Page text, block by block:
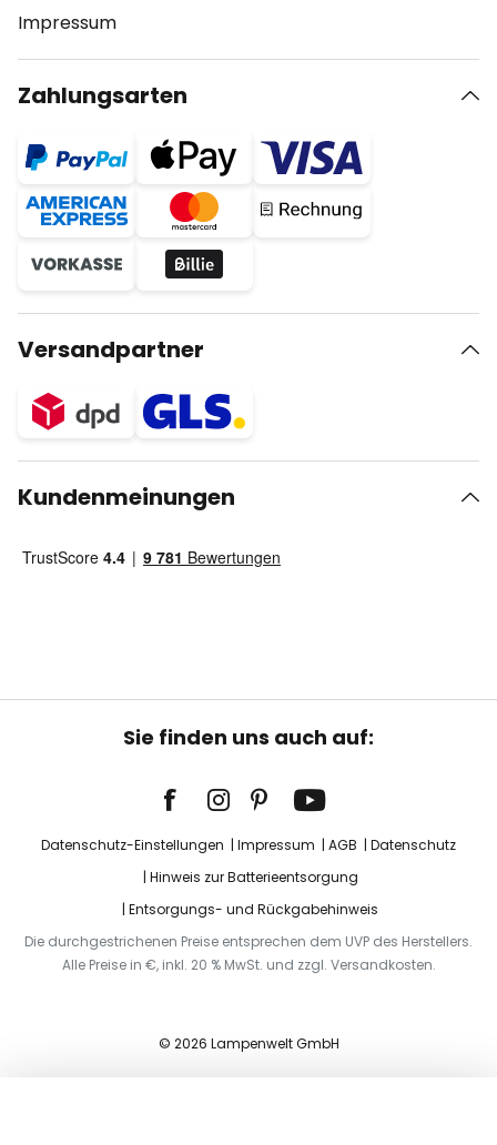
Impressum
Zahlungsarten
Versandpartner
Kundenmeinungen
Sie finden uns auch auf:
Datenschutz-Einstellungen Impressum AGB
Datenschutz
Hinweis zur Batterieentsorgung
Entsorgungs- und Rückgabehinweis
Die durchgestrichenen Preise entsprechen dem UVP des Herstellers.
Alle Preise in €, inkl. 20 % MwSt. und zzgl. Versandkosten.
© 2026 Lampenwelt GmbH